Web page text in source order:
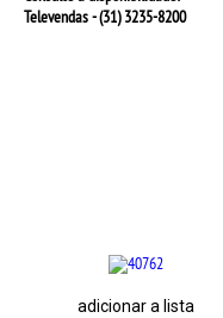
Televendas - (31)3235-8200
adicionar a lista